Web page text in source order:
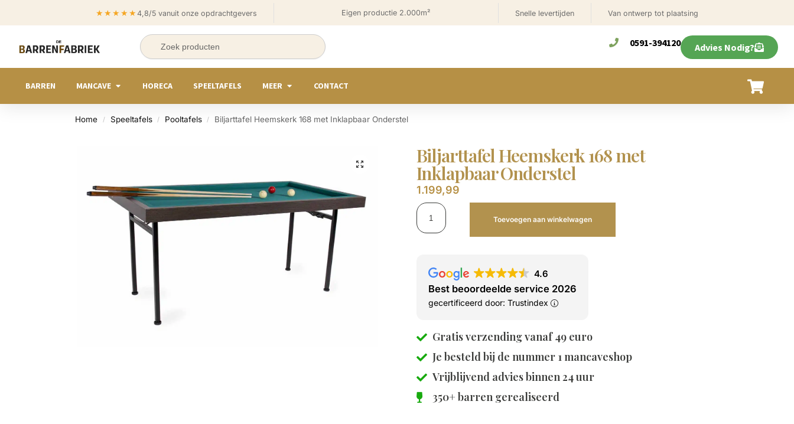
★★★★★ 4,8/5 vanuit onze opdrachtgevers Eigen productie 2.000m² Snelle levertijden Van ontwerp tot plaatsing
Advies Nodig?
0591-394120
BARREN MANCAVE HORECA SPEELTAFELS MEER CONTACT
Home / Speeltafels / Pooltafels / Biljarttafel Heemskerk 168 met Inklapbaar Onderstel
Biljarttafel Heemskerk 168 met
Inklapbaar Onderstel
1.199,99
Toevoegen aan winkelwagen
4.6
Best beoordeelde service 2026
gecertificeerd door: Trustindex
Gratis verzending vanaf 49 euro
Je besteld bij de nummer 1 mancaveshop
Vrijblijvend advies binnen 24 uur
350+ barren gerealiseerd